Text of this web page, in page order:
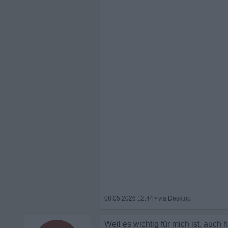
08.05.2026 12:44 •
Weil es wichtig für mich ist, auch